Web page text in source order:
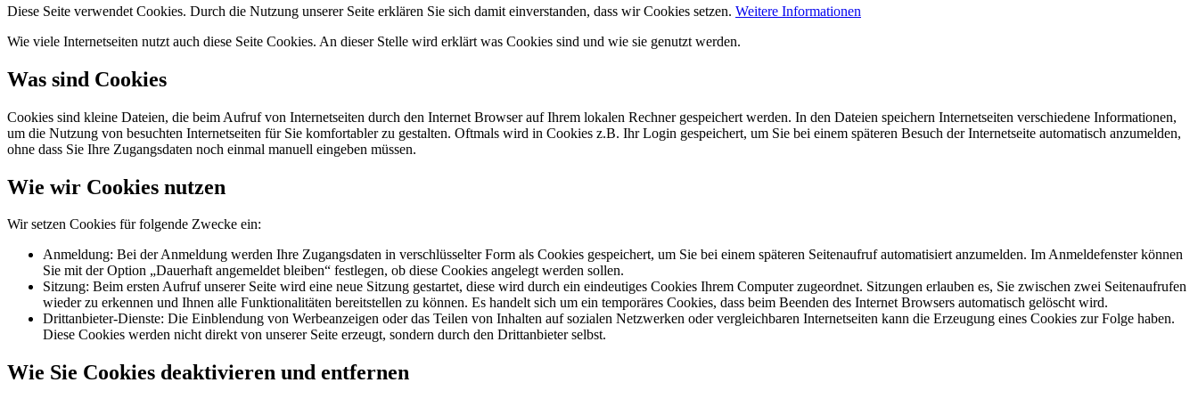
Diese Seite verwendet Cookies. Durch die Nutzung unserer Seite erklären Sie sich damit einverstanden, dass wir Cookies setzen. Weitere Informationen
Wie viele Internetseiten nutzt auch diese Seite Cookies. An dieser Stelle wird erklärt was Cookies sind und wie sie genutzt werden.
Was sind Cookies
Cookies sind kleine Dateien, die beim Aufruf von Internetseiten durch den Internet Browser auf Ihrem lokalen Rechner gespeichert werden. In den Dateien speichern Internetseiten verschiedene Informationen,
um die Nutzung von besuchten Internetseiten für Sie komfortabler zu gestalten. Oftmals wird in Cookies z.B. Ihr Login gespeichert, um Sie bei einem späteren Besuch der Internetseite automatisch anzumelden,
ohne dass Sie Ihre Zugangsdaten noch einmal manuell eingeben müssen.
Wie wir Cookies nutzen
Wir setzen Cookies für folgende Zwecke ein:
Anmeldung: Bei der Anmeldung werden Ihre Zugangsdaten in verschlüsselter Form als Cookies gespeichert, um Sie bei einem späteren Seitenaufruf automatisiert anzumelden. Im Anmeldefenster können
Sie mit der Option „Dauerhaft angemeldet bleiben“ festlegen, ob diese Cookies angelegt werden sollen.
Sitzung: Beim ersten Aufruf unserer Seite wird eine neue Sitzung gestartet, diese wird durch ein eindeutiges Cookies Ihrem Computer zugeordnet. Sitzungen erlauben es, Sie zwischen zwei Seitenaufrufen
wieder zu erkennen und Ihnen alle Funktionalitäten bereitstellen zu können. Es handelt sich um ein temporäres Cookies, dass beim Beenden des Internet Browsers automatisch gelöscht wird.
Drittanbieter-Dienste: Die Einblendung von Werbeanzeigen oder das Teilen von Inhalten auf sozialen Netzwerken oder vergleichbaren Internetseiten kann die Erzeugung eines Cookies zur Folge haben.
Diese Cookies werden nicht direkt von unserer Seite erzeugt, sondern durch den Drittanbieter selbst.
Wie Sie Cookies deaktivieren und entfernen